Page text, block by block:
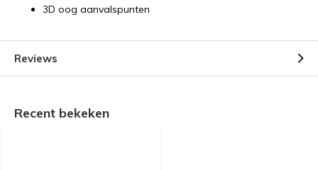
3D oog aanvalspunten
Reviews
Recent bekeken